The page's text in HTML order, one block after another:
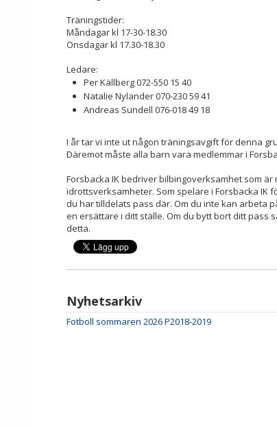
Träningstider:
Måndagar kl 17-30-18.30
Onsdagar kl 17.30-18.30
Ledare:
Per Källberg 072-550 15 40
Natalie Nylander 070-230 59 41
Andreas Sundell 076-018 49 18
I år tar vi inte ut någon träningsavgift för denna
Däremot måste alla barn vara medlemmar i
Forsbacka IK bedriver bilbingoverksamhet som
idrottsverksamheter. Som spelare i Forsbacka IK
du har tilldelats pass där. Om du inte kan arbeta
en ersättare i ditt ställe. Om du bytt bort ditt pass
detta.
Nyhetsarkiv
Fotboll sommaren 2026 P2018-2019